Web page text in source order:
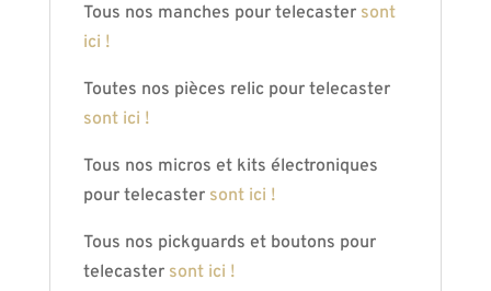
Tous nos manches pour telecaster sont
ici !
Toutes nos pièces relic pour telecaster
sont ici !
Tous nos micros et kits électroniques
pour telecaster sont ici !
Tous nos pickguards et boutons pour
telecaster sont ici !